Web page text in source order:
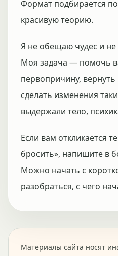
Формат подбирается
красивую теорию.
Я не обещаю чудес и не
Моя задача — помочь
первопричину, вернуть
сделать изменения
выдержали тело,
Если вам откликается
бросить», напишите в
Можно начать с
разобраться, с чего
Материалы сайта носят